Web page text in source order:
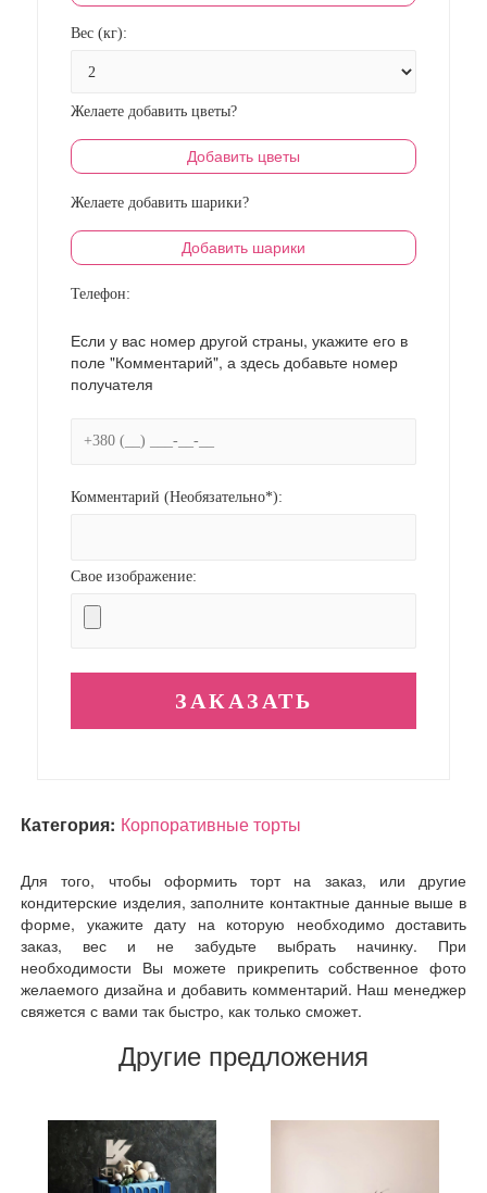
Вес (кг):
Желаете добавить цветы?
Добавить цветы
Желаете добавить шарики?
Добавить шарики
Телефон:
Если у вас номер другой страны, укажите его в
поле "Комментарий", а здесь добавьте номер
получателя
Комментарий (Необязательно*):
Свое изображение:
Категория: Корпоративные торты
Для того, чтобы оформить торт на заказ, или другие
кондитерские изделия, заполните контактные данные выше в
форме, укажите дату на которую необходимо доставить
заказ, вес и не забудьте выбрать начинку. При
необходимости Вы можете прикрепить собственное фото
желаемого дизайна и добавить комментарий. Наш менеджер
свяжется с вами так быстро, как только сможет.
Другие предложения